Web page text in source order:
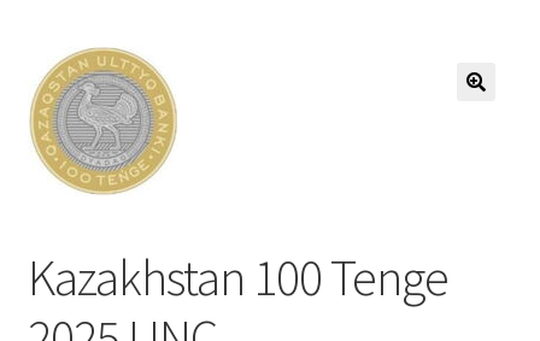
Winkel
Winkelmand
Afrekenen
Kazakhstan 100 Tenge